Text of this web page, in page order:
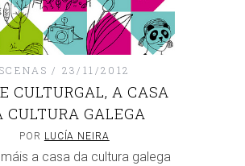
23/11/2012
CULTURGAL, A CASA
CULTURA GALEGA
POR LUCÍA NEIRA
a casa da cultura galega